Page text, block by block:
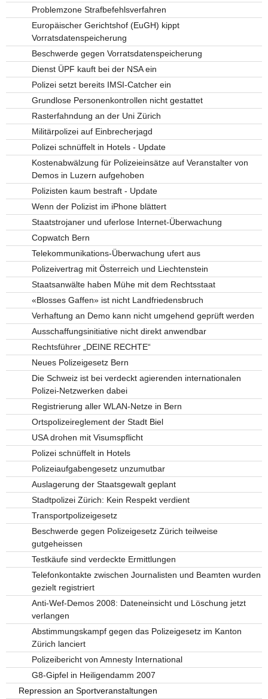
Problemzone Strafbefehlsverfahren
Europäischer Gerichtshof (EuGH) kippt
Vorratsdatenspeicherung
Beschwerde gegen Vorratsdatenspeicherung
Dienst ÜPF kauft bei der NSA ein
Polizei setzt bereits IMSI-Catcher ein
Grundlose Personenkontrollen nicht gestattet
Rasterfahndung an der Uni Zürich
Militärpolizei auf Einbrecherjagd
Polizei schnüffelt in Hotels - Update
Kostenabwälzung für Polizeieinsätze auf Veranstalter von
Demos in Luzern aufgehoben
Polizisten kaum bestraft - Update
Wenn der Polizist im iPhone blättert
Staatstrojaner und uferlose Internet-Überwachung
Copwatch Bern
Telekommunikations-Überwachung ufert aus
Polizeivertrag mit Österreich und Liechtenstein
Staatsanwälte haben Mühe mit dem Rechtsstaat
«Blosses Gaffen» ist nicht Landfriedensbruch
Verhaftung an Demo kann nicht umgehend geprüft werden
Ausschaffungsinitiative nicht direkt anwendbar
Rechtsführer „DEINE RECHTE“
Neues Polizeigesetz Bern
Die Schweiz ist bei verdeckt agierenden internationalen
Polizei-Netzwerken dabei
Registrierung aller WLAN-Netze in Bern
Ortspolizeireglement der Stadt Biel
USA drohen mit Visumspflicht
Polizei schnüffelt in Hotels
Polizeiaufgabengesetz unzumutbar
Auslagerung der Staatsgewalt geplant
Stadtpolizei Zürich: Kein Respekt verdient
Transportpolizeigesetz
Beschwerde gegen Polizeigesetz Zürich teilweise
gutgeheissen
Testkäufe sind verdeckte Ermittlungen
Telefonkontakte zwischen Journalisten und Beamten wurden
gezielt registriert
Anti-Wef-Demos 2008: Dateneinsicht und Löschung jetzt
verlangen
Abstimmungskampf gegen das Polizeigesetz im Kanton
Zürich lanciert
Polizeibericht von Amnesty International
G8-Gipfel in Heiligendamm 2007
Repression an Sportveranstaltungen